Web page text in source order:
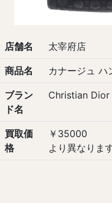
店舗名 太宰府店
商品名 カナージュ ハ
ブラン
ド名
Christian Dior
買取価
格
￥
より異なりま